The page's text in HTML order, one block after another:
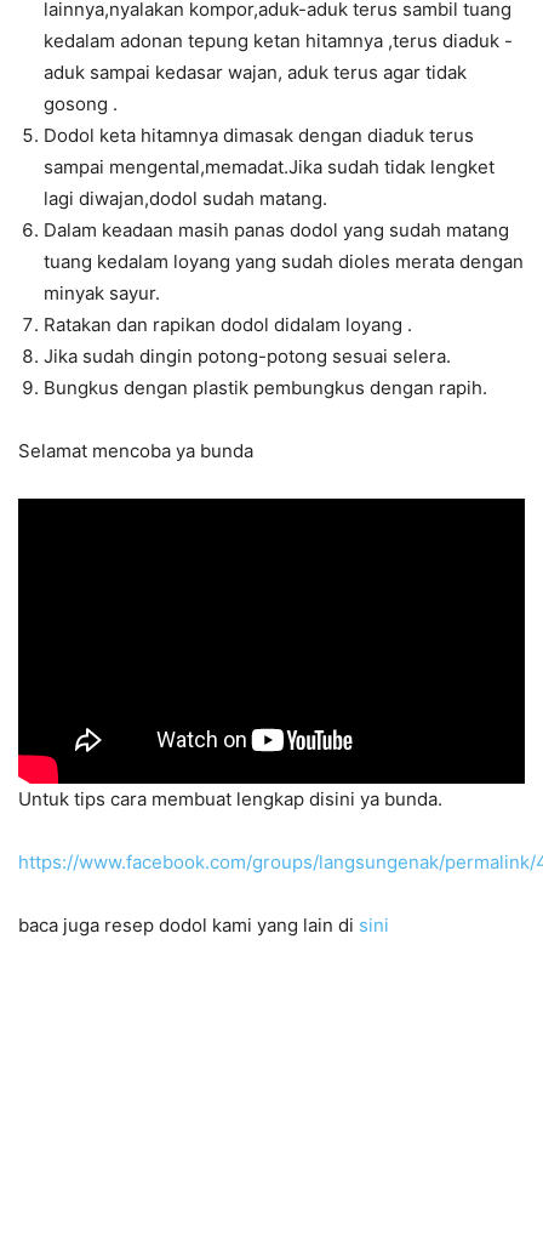
lainnya,nyalakan kompor,aduk-aduk terus sambil tuang
kedalam adonan tepung ketan hitamnya ,terus diaduk -
aduk sampai kedasar wajan, aduk terus agar tidak
gosong .
Dodol keta hitamnya dimasak dengan diaduk terus
sampai mengental,memadat.Jika sudah tidak lengket
lagi diwajan,dodol sudah matang.
Dalam keadaan masih panas dodol yang sudah matang
tuang kedalam loyang yang sudah dioles merata dengan
minyak sayur.
Ratakan dan rapikan dodol didalam loyang .
Jika sudah dingin potong-potong sesuai selera.
Bungkus dengan plastik pembungkus dengan rapih.
Selamat mencoba ya bunda
Untuk tips cara membuat lengkap disini ya bunda.
https://www.facebook.com/groups/langsungenak/
baca juga resep dodol kami yang lain di sini